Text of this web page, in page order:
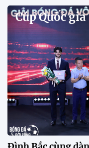
tập để theo dõi
Buổi tập của tuyển
ngờ thu hút sự chú
khi một phóng viên
dõi màn thể hiện
Đình Bắc cùng
V.League Awards
Festival bóng đá